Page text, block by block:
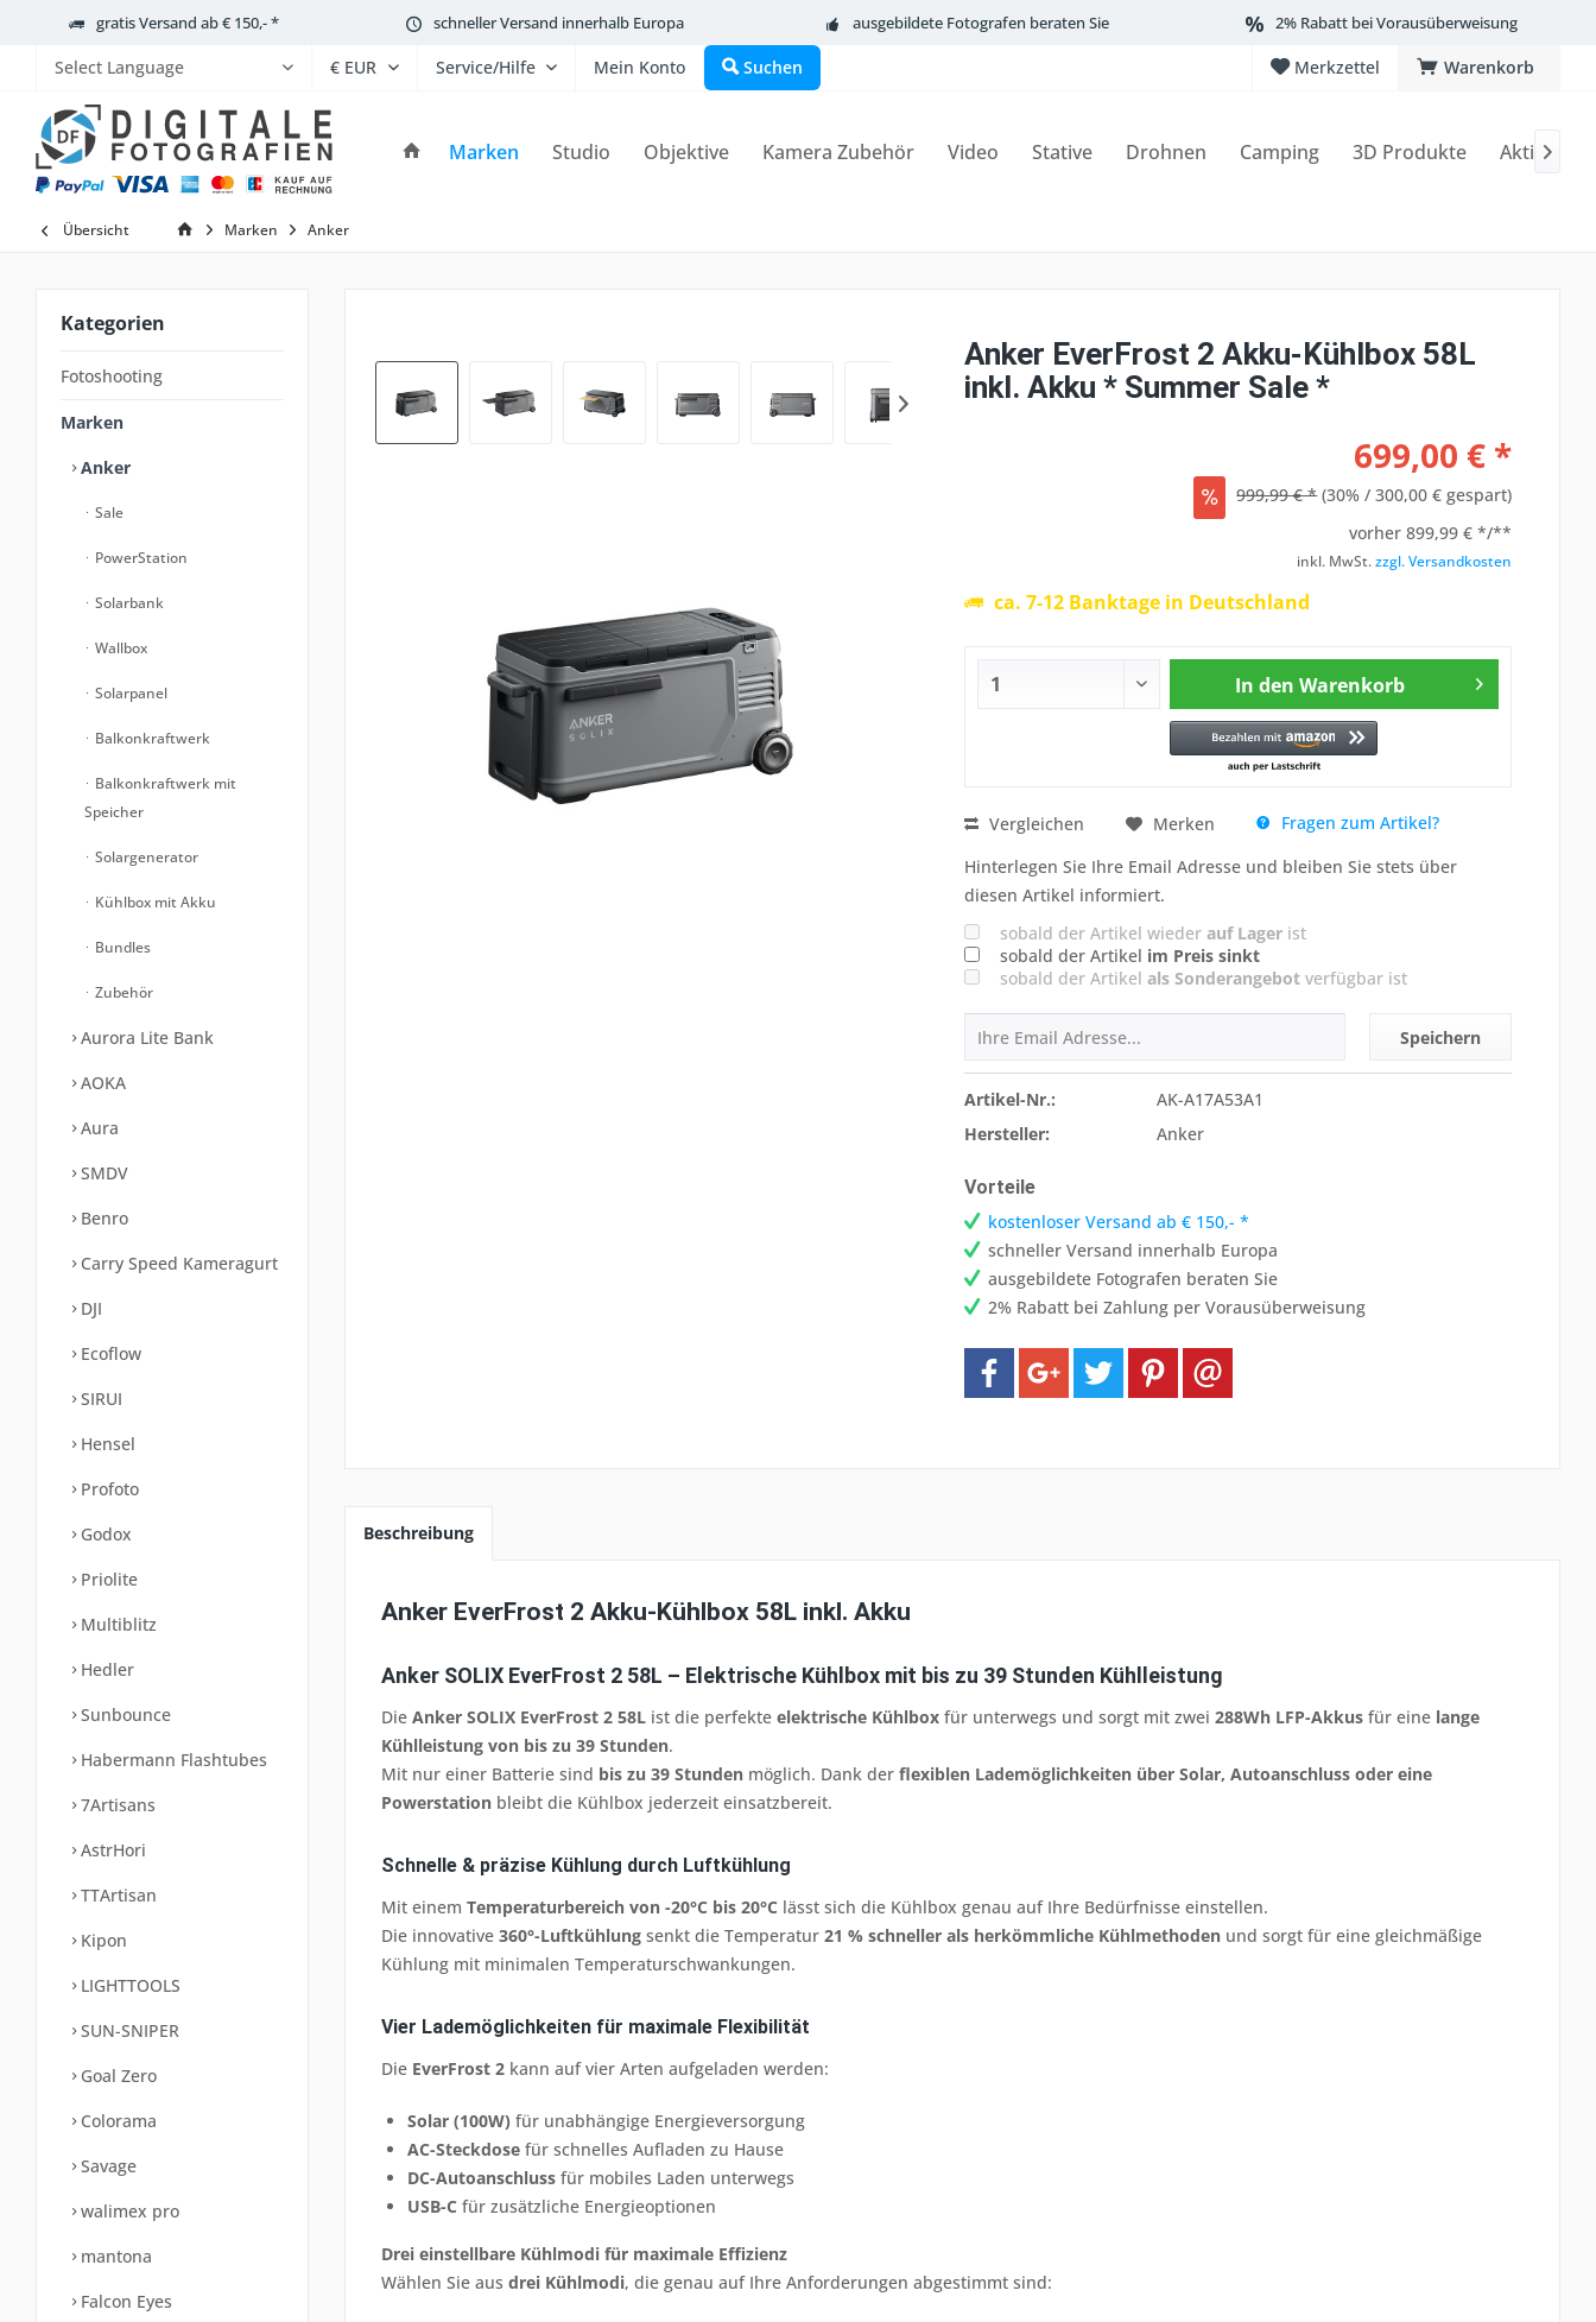
gratis Versand ab € 150,- * schneller Versand innerhalb Europa ausgebildete Fotografen beraten Sie 2% Rabatt bei Vorausüberweisung
Powered by
Warenkorb
Merkzettel
Service/Hilfe Mein Konto Suchen
Marken Studio Objektive Kamera Zubehör Video Stative Drohnen Camping 3D Produkte Aktionen

Übersicht Marken Anker
Kategorien
Fotoshooting
Marken
Anker
Sale
PowerStation
Solarbank
Wallbox
Solarpanel
Balkonkraftwerk
Balkonkraftwerk mit
Speicher
Solargenerator
Kühlbox mit Akku
Bundles
Zubehör
Aurora Lite Bank
AOKA
Aura
SMDV
Benro
Carry Speed Kameragurt
DJI
Ecoflow
SIRUI
Hensel
Profoto
Godox
Priolite
Multiblitz
Hedler
Sunbounce
Habermann Flashtubes
7Artisans
AstrHori
TTArtisan
Kipon
LIGHTTOOLS
SUN-SNIPER
Goal Zero
Colorama
Savage
walimex pro
mantona
Falcon Eyes
Anker EverFrost 2 Akku-Kühlbox 58L
inkl. Akku * Summer Sale *
699,00 € *
999,99 € * (30% / 300,00 € gespart)
vorher899,99 € */**
inkl. MwSt.zzgl. Versandkosten
ca. 7-12 Banktage in Deutschland
In den Warenkorb
Vergleichen Merken
Fragen zum Artikel?
Hinterlegen Sie Ihre Email Adresse und bleiben Sie stets über
diesen Artikel informiert.
sobald der Artikel wieder auf Lagerist
sobald der Artikel im Preis sinkt
sobald der Artikel als Sonderangebotverfügbar ist
Speichern
Artikel-Nr.:
AK-A17A53A1
Hersteller:
Anker
Vorteile
kostenloser Versand ab € 150,- *
schneller Versand innerhalb Europa
ausgebildete Fotografen beraten Sie
2% Rabatt bei Zahlung per Vorausüberweisung
Beschreibung
Anker EverFrost 2 Akku-Kühlbox 58L inkl. Akku
Anker SOLIX EverFrost 2 58L – Elektrische Kühlbox mit bis zu 39 Stunden Kühlleistung
Die Anker SOLIX EverFrost 2 58L ist die perfekte elektrische Kühlbox für unterwegs und sorgt mit zwei 288Wh LFP-Akkus für eine lange
Kühlleistung von bis zu 39 Stunden.
Mit nur einer Batterie sind bis zu 39 Stunden möglich. Dank der flexiblen Lademöglichkeiten über Solar, Autoanschluss oder eine
Powerstation bleibt die Kühlbox jederzeit einsatzbereit.
Schnelle & präzise Kühlung durch Luftkühlung
Mit einem Temperaturbereich von -20°C bis 20°C lässt sich die Kühlbox genau auf Ihre Bedürfnisse einstellen.
Die innovative 360°-Luftkühlung senkt die Temperatur 21 % schneller als herkömmliche Kühlmethoden und sorgt für eine gleichmäßige
Kühlung mit minimalen Temperaturschwankungen.
Vier Lademöglichkeiten für maximale Flexibilität
Die EverFrost 2 kann auf vier Arten aufgeladen werden:
Solar (100W) für unabhängige Energieversorgung
AC-Steckdose für schnelles Aufladen zu Hause
DC-Autoanschluss für mobiles Laden unterwegs
USB-C für zusätzliche Energieoptionen
Drei einstellbare Kühlmodi für maximale Effizienz
Wählen Sie aus drei Kühlmodi, die genau auf Ihre Anforderungen abgestimmt sind: